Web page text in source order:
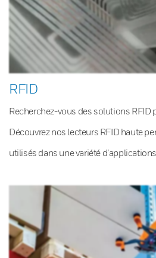
RFID
Recherchez-vous des solutions RFID
Découvrez nos lecteurs RFID haute
utilisés dans une variété d’applications.